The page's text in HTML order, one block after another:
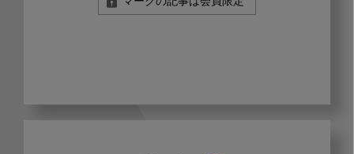
マークの記事は会員限定